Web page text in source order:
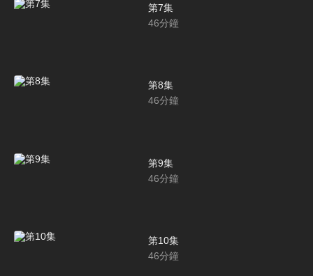
第7集
46分鐘
第8集
46分鐘
第9集
46分鐘
第10集
46分鐘